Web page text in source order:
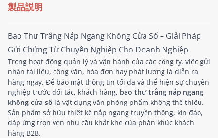
製品説明
Bao Thư Trắng Nắp Ngang Không Cửa Sổ – Giải Pháp
Gửi Chứng Từ Chuyên Nghiệp Cho Doanh Nghiệp
Trong hoạt động quản lý và vận hành của các công ty, việc gửi
nhận tài liệu, công văn, hóa đơn hay phát lương là diễn ra
hàng ngày. Để bảo mật thông tin tối đa và thể hiện sự chuyên
nghiệp trước đối tác, khách hàng, bao thư trắng nắp ngang
không cửa sổ là vật dụng văn phòng phẩm không thể thiếu.
Sản phẩm sở hữu thiết kế nắp ngang truyền thống, kín đáo,
đáp ứng trọn vẹn nhu cầu khắt khe của phân khúc khách
hàng B2B.